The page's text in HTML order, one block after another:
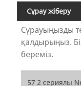
Сұрау жіберу
Сұрауыңызды
қалдырыңыз.
береміз.